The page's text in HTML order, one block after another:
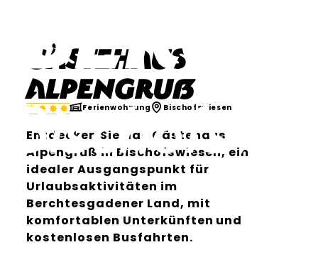
Gästehaus
Alpengruß
Ferienwohnung Bischofswiesen
Entdecken Sie das Gästehaus
Alpengruß in Bischofswiesen, ein
idealer Ausgangspunkt für
Urlaubsaktivitäten im
Berchtesgadener Land, mit
komfortablen Unterkünften und
kostenlosen Busfahrten.